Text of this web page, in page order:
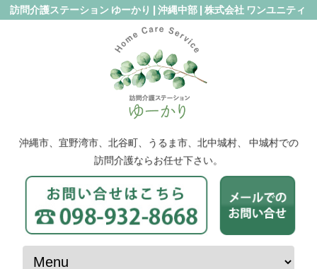
訪問介護ステーション ゆーかり | 沖縄中部 | 株式会社 ワンユニティ
沖縄市、宜野湾市、北谷町、うるま市、北中城村、 中城村での
訪問介護ならお任せ下さい。
コンテンツへスキップ